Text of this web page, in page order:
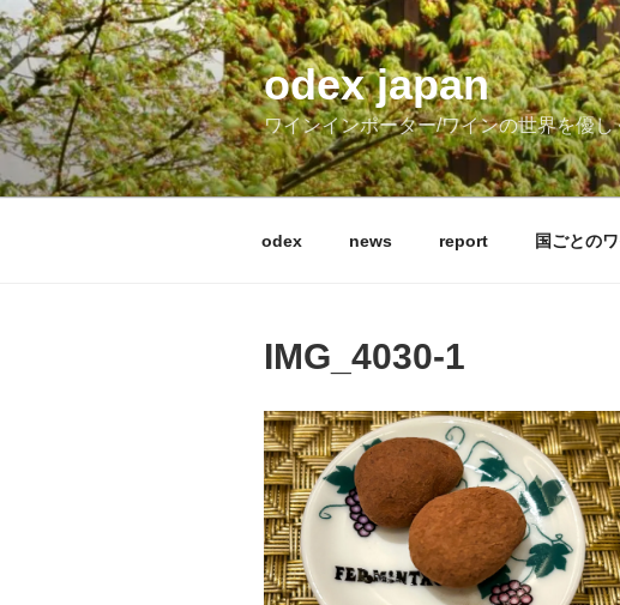
コ
ン
テ
ン
ツ
へ
ス
odex japan
ワインインポーター/ワインの世界を優し
odex news report 国ごとの
IMG_4030-1